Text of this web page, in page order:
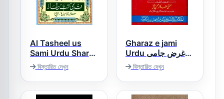
Al Tasheel us
Sami Urdu Sharh
Sharh Ul Jami
التسہیل السامی
اردو شرح شرح
جامی
বিস্তারিত দেখুন
Gharaz e jami
Urdu غرض جامی
اردو
বিস্তারিত দেখুন